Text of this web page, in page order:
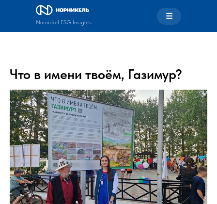
☰
Nornickel ESG Insights
Что в имени твоём, Газимур?